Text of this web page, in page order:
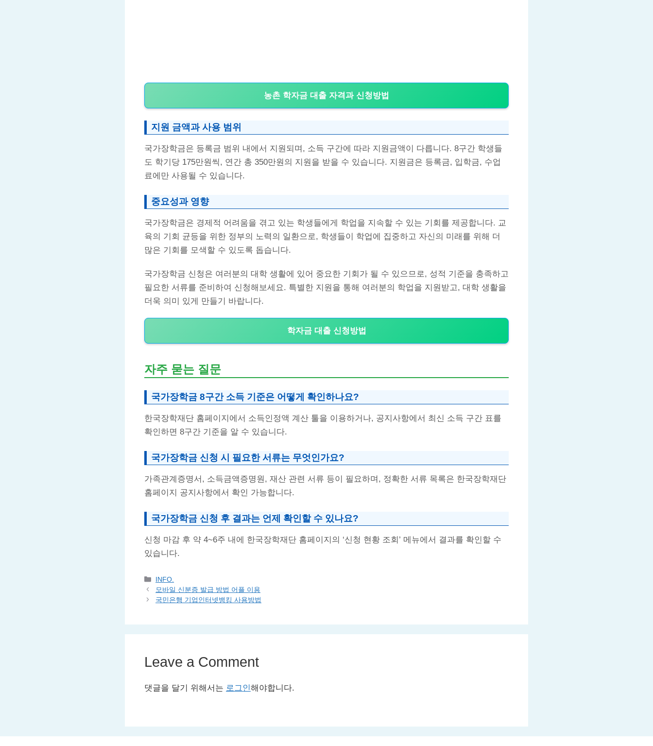
농촌 학자금 대출 자격과 신청방법
지원 금액과 사용 범위
국가장학금은 등록금 범위 내에서 지원되며, 소득 구간에 따라 지원금액이 다릅니다. 8구간 학생들
도 학기당 175만원씩, 연간 총 350만원의 지원을 받을 수 있습니다. 지원금은 등록금, 입학금, 수업
료에만 사용될 수 있습니다​​.
중요성과 영향
국가장학금은 경제적 어려움을 겪고 있는 학생들에게 학업을 지속할 수 있는 기회를 제공합니다. 교
육의 기회 균등을 위한 정부의 노력의 일환으로, 학생들이 학업에 집중하고 자신의 미래를 위해 더
많은 기회를 모색할 수 있도록 돕습니다.
국가장학금 신청은 여러분의 대학 생활에 있어 중요한 기회가 될 수 있으므로, 성적 기준을 충족하고
필요한 서류를 준비하여 신청해보세요. 특별한 지원을 통해 여러분의 학업을 지원받고, 대학 생활을
더욱 의미 있게 만들기 바랍니다.
학자금 대출 신청방법
자주 묻는 질문
국가장학금 8구간 소득 기준은 어떻게 확인하나요?
한국장학재단 홈페이지에서 소득인정액 계산 툴을 이용하거나, 공지사항에서 최신 소득 구간 표를
확인하면 8구간 기준을 알 수 있습니다.
국가장학금 신청 시 필요한 서류는 무엇인가요?
가족관계증명서, 소득금액증명원, 재산 관련 서류 등이 필요하며, 정확한 서류 목록은 한국장학재단
홈페이지 공지사항에서 확인 가능합니다.
국가장학금 신청 후 결과는 언제 확인할 수 있나요?
신청 마감 후 약 4~6주 내에 한국장학재단 홈페이지의 ‘신청 현황 조회’ 메뉴에서 결과를 확인할 수
있습니다.
Categories
INFO.
모바일 신분증 발급 방법 어플 이용
국민은행 기업인터넷뱅킹 사용방법
Leave a Comment
댓글을 달기 위해서는 로그인해야합니다.